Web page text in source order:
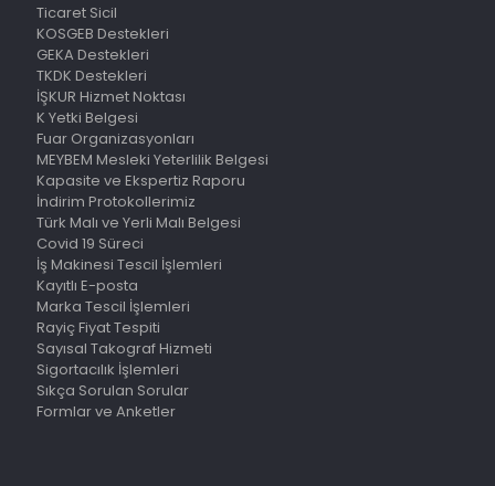
Ticaret Sicil
KOSGEB Destekleri
GEKA Destekleri
TKDK Destekleri
İŞKUR Hizmet Noktası
K Yetki Belgesi
Fuar Organizasyonları
MEYBEM Mesleki Yeterlilik Belgesi
Kapasite ve Ekspertiz Raporu
İndirim Protokollerimiz
Türk Malı ve Yerli Malı Belgesi
Covid 19 Süreci
İş Makinesi Tescil İşlemleri
Kayıtlı E-posta
Marka Tescil İşlemleri
Rayiç Fiyat Tespiti
Sayısal Takograf Hizmeti
Sigortacılık İşlemleri
Sıkça Sorulan Sorular
Formlar ve Anketler